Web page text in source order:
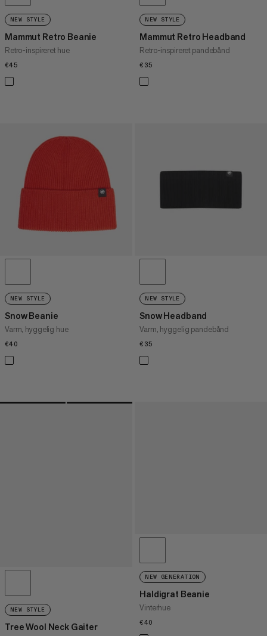
NEW STYLE
Mammut Retro Beanie
Retro-inspireret hue
€45
NEW STYLE
Mammut Retro Headband
Retro-inspireret pandebånd
€35
NEW STYLE
Snow Beanie
Varm, hyggelig hue
€40
NEW STYLE
Snow Headband
Varm, hyggelig pandebånd
€35
NEW STYLE
Tree Wool Neck Gaiter
NEW GENERATION
Haldigrat Beanie
Vinterhue
€40